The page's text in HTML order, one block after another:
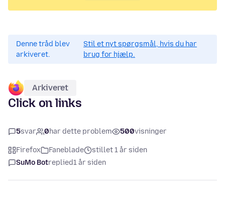
Denne tråd blev
arkiveret.
Stil et nyt spørgsmål, hvis du har
brug for hjælp.
Arkiveret
Click on links
5svar 0har dette problem 500visninger
Firefox Faneblade
stillet 1 år siden
SuMo Botreplied1 år siden